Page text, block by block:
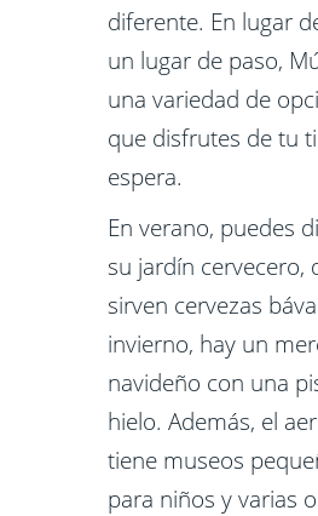
diferente. En lugar
un lugar de paso,
una variedad de
que disfrutes de tu
espera.
En verano, puedes
su jardín cervecero,
sirven cervezas
invierno, hay un
navideño con una
hielo. Además, el
tiene museos
para niños y varias